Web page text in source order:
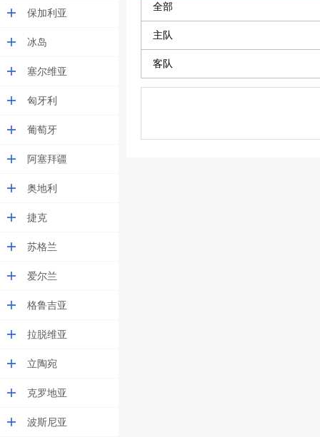
保加利亚
冰岛
塞尔维亚
匈牙利
葡萄牙
阿塞拜疆
奥地利
捷克
苏格兰
爱尔兰
格鲁吉亚
拉脱维亚
立陶宛
克罗地亚
波斯尼亚
全部
主队
客队